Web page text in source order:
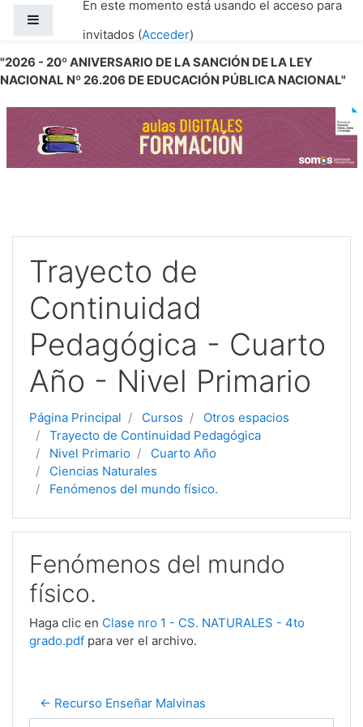
Salta al contenido principal
"2026 - 20º ANIVERSARIO DE LA SANCIÓN DE LA LEY
NACIONAL Nº 26.206 DE EDUCACIÓN PÚBLICA NACIONAL"
En este momento está usando el acceso para
invitados (Acceder)
Trayecto de
Continuidad
Pedagógica - Cuarto
Año - Nivel Primario
Página Principal Cursos
Otros espacios
Trayecto de Continuidad Pedagógica
Nivel Primario
Cuarto Año
Ciencias Naturales
Fenómenos del mundo físico.
Fenómenos del mundo
físico.
Haga clic en Clase nro 1 - CS. NATURALES - 4to
grado.pdf para ver el archivo.
← Recurso Enseñar Malvinas